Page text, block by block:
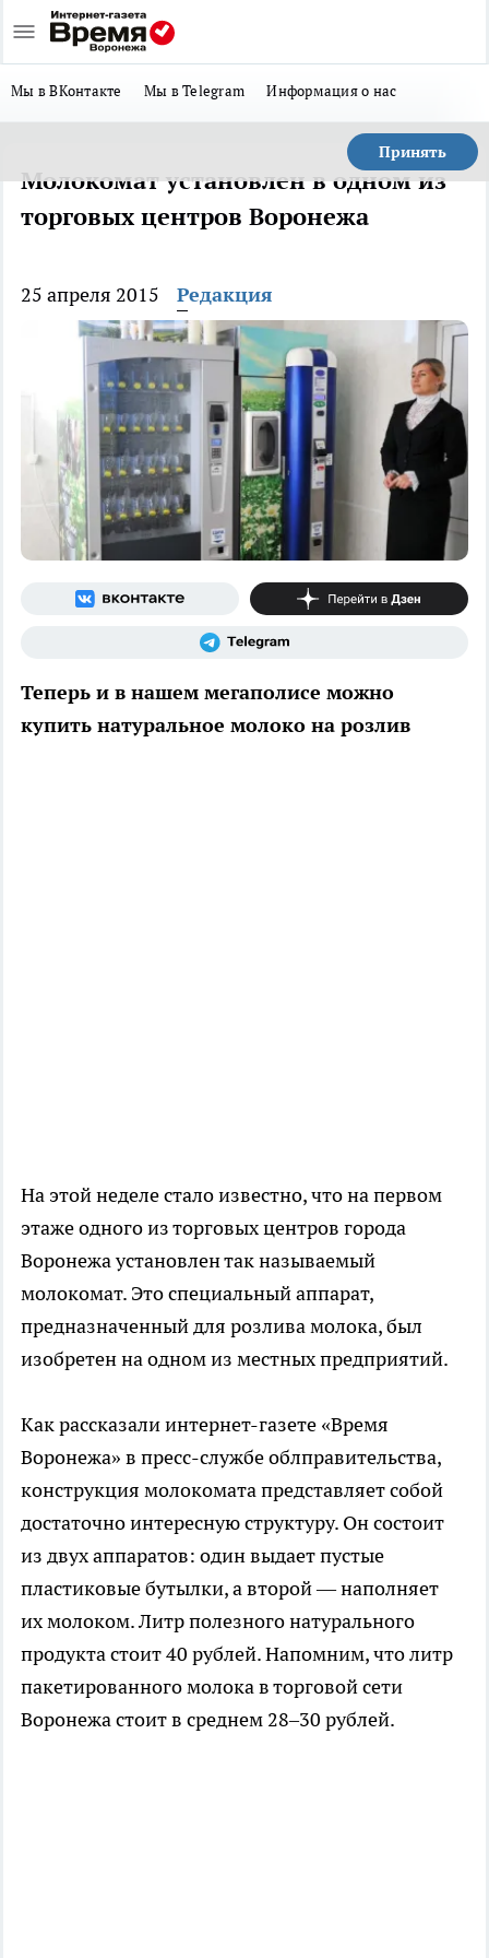
Мы в ВКонтакте Мы в Telegram Информация о нас
Принять
Молокомат установлен в одном из
торговых центров Воронежа
25 апреля 2015 Редакция
Теперь и в нашем мегаполисе можно
купить натуральное молоко на розлив
На этой неделе стало известно, что на первом
этаже одного из торговых центров города
Воронежа установлен так называемый
молокомат. Это специальный аппарат,
предназначенный для розлива молока, был
изобретен на одном из местных предприятий.
Как рассказалиинтернет-газете «Время
Воронежа» в пресс-службеоблправительства,
конструкция молокомата представляет собой
достаточно интересную структуру. Он состоит
из двух аппаратов: один выдает пустые
пластиковые бутылки, а второй — наполняет
их молоком. Литр полезного натурального
продукта стоит 40 рублей. Напомним, что литр
пакетированного молока в торговой сети
Воронежа стоит в среднем 28–30 рублей.